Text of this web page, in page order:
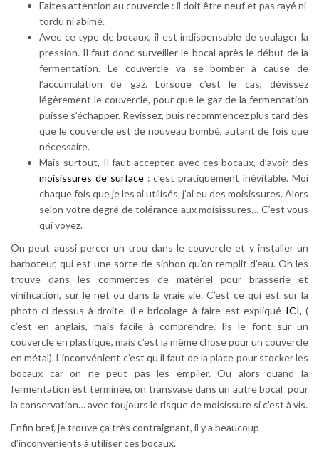
Faites attention au couvercle : il doit être neuf et pas rayé ni
tordu ni abimé.
Avec ce type de bocaux, il est indispensable de soulager la
pression. Il faut donc surveiller le bocal après le début de la
fermentation. Le couvercle va se bomber à cause de
l’accumulation de gaz. Lorsque c’est le cas, dévissez
légèrement le couvercle, pour que le gaz de la fermentation
puisse s’échapper. Revissez, puis recommencez plus tard dès
que le couvercle est de nouveau bombé, autant de fois que
nécessaire.
Mais surtout, Il faut accepter, avec ces bocaux, d’avoir des
moisissures de surface: c’est pratiquement inévitable. Moi
chaque fois que je les ai utilisés, j’ai eu des moisissures. Alors
selon votre degré de tolérance aux moisissures… C’est vous
qui voyez.
On peut aussi percer un trou dans le couvercle et y installer un
barboteur, qui est une sorte de siphon qu’on remplit d’eau. On les
trouve dans les commerces de matériel pour brasserie et
vinification, sur le net ou dans la vraie vie. C’est ce qui est sur la
photo ci-dessus à droite. (Le bricolage à faire est expliqué ICI, (
c’est en anglais, mais facile à comprendre. Ils le font sur un
couvercle en plastique, mais c’est la même chose pour un couvercle
en métal). L’inconvénient c’est qu’il faut de la place pour stocker les
bocaux car on ne peut pas les empiler. Ou alors quand la
fermentation est terminée, on transvase dans un autre bocal pour
la conservation… avec toujours le risque de moisissure si c’est à vis.
Enfin bref, je trouve ça très contraignant, il y a beaucoup
d’inconvénients à utiliser ces bocaux.